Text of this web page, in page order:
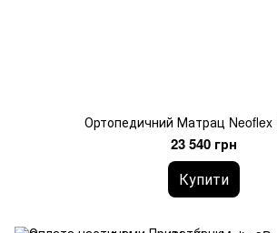
Ортопедичний Матрац Neoflex
23 540 грн
Купити